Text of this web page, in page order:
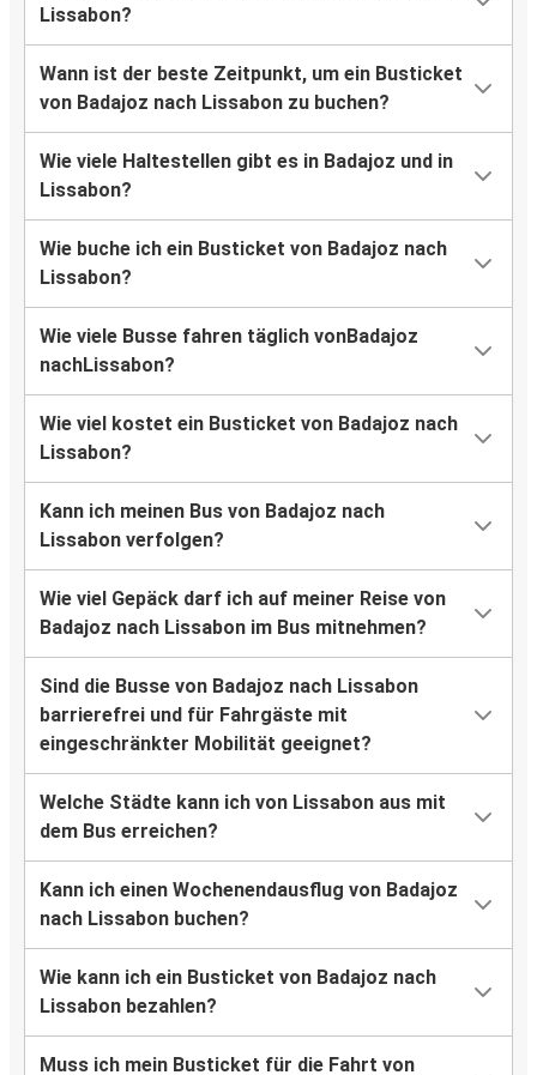
Lissabon?
Wann ist der beste Zeitpunkt, um ein Busticket
von Badajoz nach Lissabon zu buchen?
Wie viele Haltestellen gibt es in Badajoz und in
Lissabon?
Wie buche ich ein Busticket von Badajoz nach
Lissabon?
Wie viele Busse fahren täglich vonBadajoz
nachLissabon?
Wie viel kostet ein Busticket von Badajoz nach
Lissabon?
Kann ich meinen Bus von Badajoz nach
Lissabon verfolgen?
Wie viel Gepäck darf ich auf meiner Reise von
Badajoz nach Lissabon im Bus mitnehmen?
Sind die Busse von Badajoz nach Lissabon
barrierefrei und für Fahrgäste mit
eingeschränkter Mobilität geeignet?
Welche Städte kann ich von Lissabon aus mit
dem Bus erreichen?
Kann ich einen Wochenendausflug von Badajoz
nach Lissabon buchen?
Wie kann ich ein Busticket von Badajoz nach
Lissabon bezahlen?
Muss ich mein Busticket für die Fahrt von